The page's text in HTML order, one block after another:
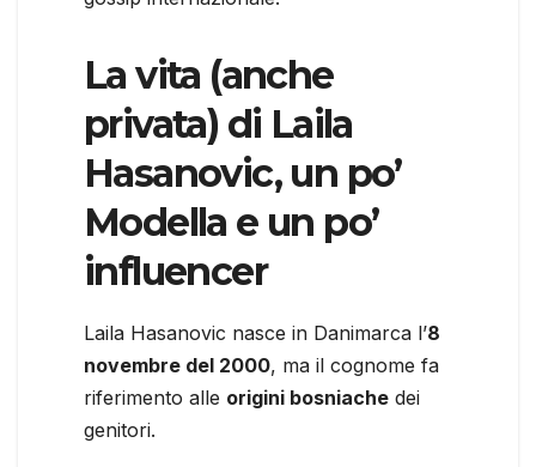
La vita (anche
privata) di Laila
Hasanovic, un po’
Modella e un po’
influencer
Laila Hasanovic nasce in Danimarca l’8
novembre del 2000, ma il cognome fa
riferimento alle origini bosniache dei
genitori.